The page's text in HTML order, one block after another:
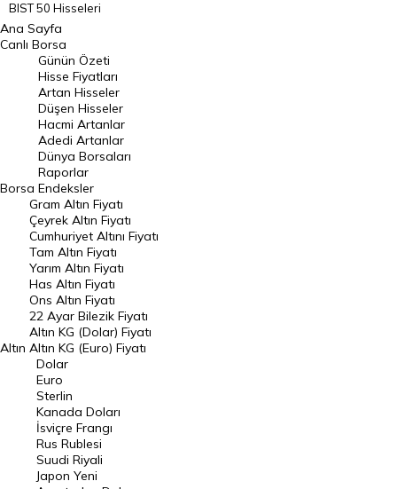
BIST 50 Hisseleri
BIST 100 Hisseleri
En Çok Artan Hisseler
En Çok Düşen Hisseler
Hacmi Artanlar
Geçmiş Kapanışlar
Dünya Borsaları
Raporlar
Endeksler
DÖVİZ
Döviz Kuru
Dolar Kuru
Euro Kuru
Pound Kuru
Frank Kuru
Riyal Kuru
Avustralya Doları
Ana Sayfa
Canlı Borsa
Borsa
Günün Özeti
Hisse Fiyatları
Artan Hisseler
Düşen Hisseler
Hacmi Artanlar
Adedi Artanlar
Dünya Borsaları
Raporlar
Endeksler
Altın
Gram Altın Fiyatı
Çeyrek Altın Fiyatı
Cumhuriyet Altını Fiyatı
Tam Altın Fiyatı
Yarım Altın Fiyatı
Has Altın Fiyatı
Ons Altın Fiyatı
22 Ayar Bilezik Fiyatı
Altın KG (Dolar) Fiyatı
Altın KG (Euro) Fiyatı
Dolar
Euro
Sterlin
Kanada Doları
İsviçre Frangı
Rus Rublesi
Suudi Riyali
Japon Yeni